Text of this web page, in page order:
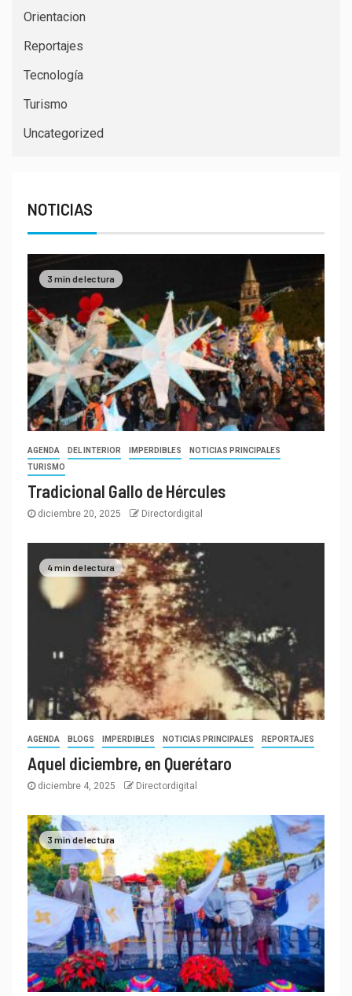
Orientacion
Reportajes
Tecnología
Turismo
Uncategorized
NOTICIAS
3 min de lectura
AGENDA DEL INTERIOR IMPERDIBLES
NOTICIAS PRINCIPALES
TURISMO
Tradicional Gallo de Hércules
diciembre 20, 2025 Directordigital
4 min de lectura
AGENDA BLOGS IMPERDIBLES NOTICIAS PRINCIPALES REPORTAJES
Aquel diciembre, en Querétaro
diciembre 4, 2025 Directordigital
3 min de lectura